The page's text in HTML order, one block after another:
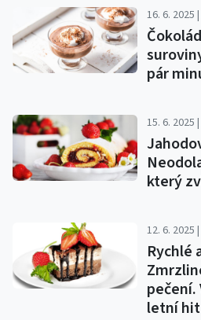
16. 6. 2025
pár
15. 6. 2025
který
12. 6. 2025
Rychlé
letní